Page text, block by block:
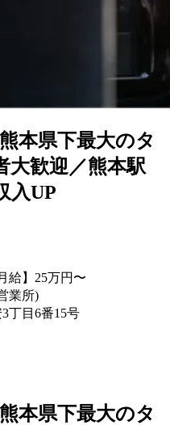
本県下最大のタ
大歓迎／熊本駅
入UP
給】25万円〜
業所)
丁目6番15号
本県下最大のタ